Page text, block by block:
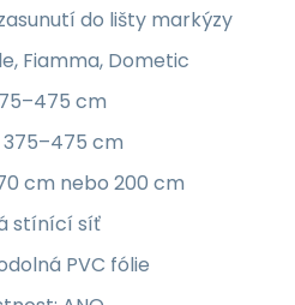
do lišty markýzy
Fiamma, Dometic
cm
cm
cm nebo 200 cm
stínící síť
PVC fólie